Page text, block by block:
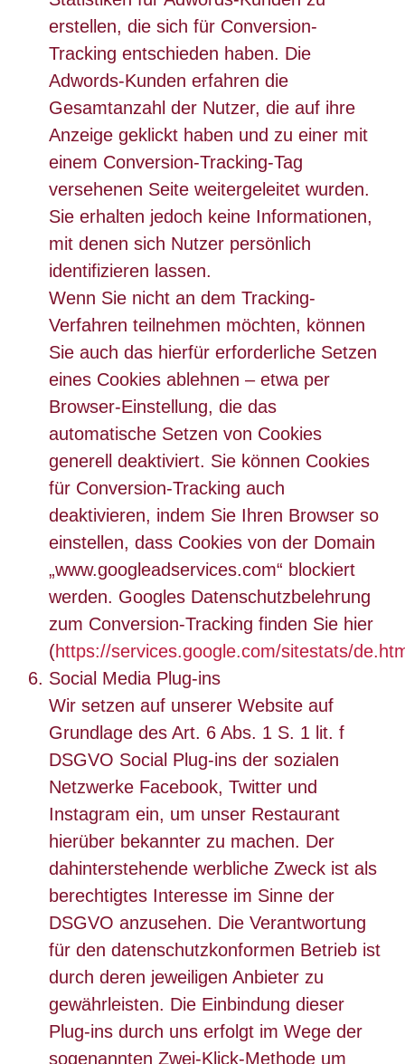
erstellen, die sich für Conversion-
Tracking entschieden haben. Die
Adwords-Kunden erfahren die
Gesamtanzahl der Nutzer, die auf ihre
Anzeige geklickt haben und zu einer mit
einem Conversion-Tracking-Tag
versehenen Seite weitergeleitet wurden.
Sie erhalten jedoch keine Informationen,
mit denen sich Nutzer persönlich
identifizieren lassen.
Wenn Sie nicht an dem Tracking-
Verfahren teilnehmen möchten, können
Sie auch das hierfür erforderliche Setzen
eines Cookies ablehnen – etwa per
Browser-Einstellung, die das
automatische Setzen von Cookies
generell deaktiviert. Sie können Cookies
für Conversion-Tracking auch
deaktivieren, indem Sie Ihren Browser so
einstellen, dass Cookies von der Domain
„www.googleadservices.com“ blockiert
werden. Googles Datenschutzbelehrung
zum Conversion-Tracking finden Sie hier
(https://services.google.com/sitestats/
Social Media Plug-ins
Wir setzen auf unserer Website auf
Grundlage des Art. 6 Abs. 1 S. 1 lit. f
DSGVO Social Plug-ins der sozialen
Netzwerke Facebook, Twitter und
Instagram ein, um unser Restaurant
hierüber bekannter zu machen. Der
dahinterstehende werbliche Zweck ist als
berechtigtes Interesse im Sinne der
DSGVO anzusehen. Die Verantwortung
für den datenschutzkonformen Betrieb ist
durch deren jeweiligen Anbieter zu
gewährleisten. Die Einbindung dieser
Plug-ins durch uns erfolgt im Wege der
sogenannten Zwei-Klick-Methode um